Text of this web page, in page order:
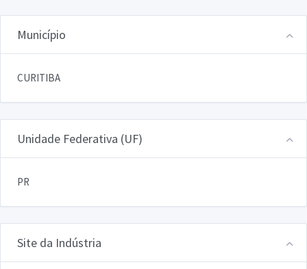
Município
CURITIBA
Unidade Federativa (UF)
PR
Site da Indústria